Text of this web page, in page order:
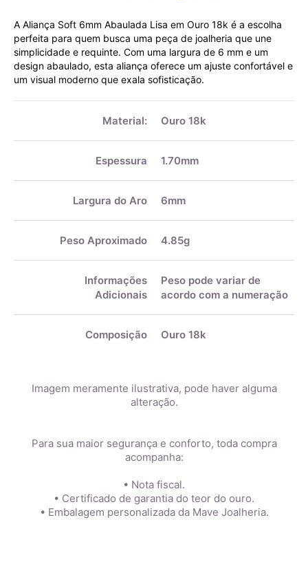
A Aliança Soft 6mm Abaulada Lisa em Ouro 18k é a escolha
perfeita para quem busca uma peça de joalheria que une
simplicidade e requinte. Com uma largura de 6 mm e um
design abaulado, esta aliança oferece um ajuste confortável e
um visual moderno que exala sofisticação.
Material: Ouro 18k
Espessura 1.70mm
Largura do Aro 6mm
Peso Aproximado 4.85g
Informações
Adicionais
Peso pode variar de
acordo com a numeração
Composição Ouro 18k
Imagem meramente ilustrativa, pode haver alguma
alteração.
Para sua maior segurança e conforto, toda compra
acompanha:
• Nota fiscal.
• Certificado de garantia do teor do ouro.
• Embalagem personalizada da Mave Joalheria.